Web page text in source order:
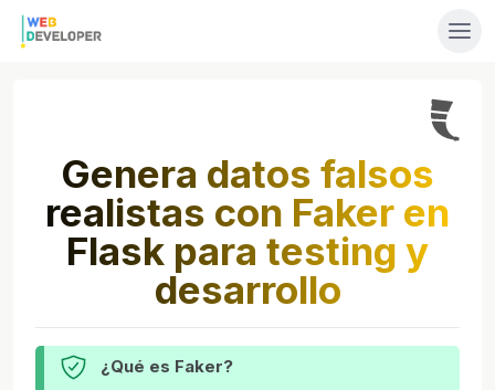
Genera datos falsos
realistas con Faker en
Flask para testing y
desarrollo
¿Qué es Faker?